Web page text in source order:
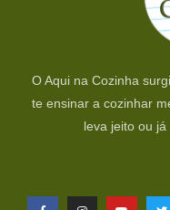
O Aqui na Cozinha
te ensinar a cozinhar
leva jeito ou já